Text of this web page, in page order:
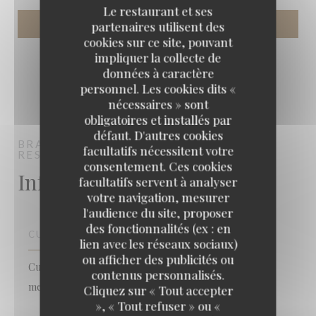
Le restaurant et ses
partenaires utilisent des
cookies sur ce site, pouvant
impliquer la collecte de
données à caractère
personnel. Les cookies dits «
nécessaires » sont
obligatoires et installés par
défaut. D'autres cookies
facultatifs nécessitent votre
consentement. Ces cookies
facultatifs servent à analyser
votre navigation, mesurer
l'audience du site, proposer
des fonctionnalités (ex : en
lien avec les réseaux sociaux)
ou afficher des publicités ou
contenus personnalisés.
Cliquez sur « Tout accepter
», « Tout refuser » ou «
BRASSERIE VAUDEVILLEBRASSERIE -
RESTAURANTPARIS
Infos pratiques
CUISINE
Cuisine Traditionnelle, Française, Poissons et fruits de
mer